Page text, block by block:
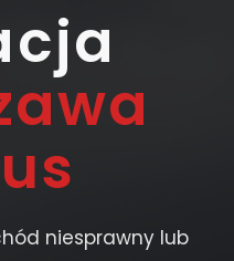
niesprawny lub